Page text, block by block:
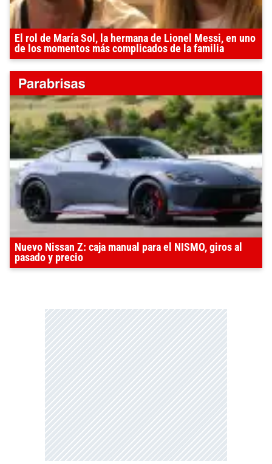
El rol de María Sol, la hermana de Lionel Messi, en uno
de los momentos más complicados de la familia
Nuevo Nissan Z: caja manual para el NISMO, giros al
pasado y precio